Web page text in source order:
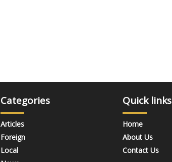
Categories
Articles
Foreign
Local
Quick links
Home
About Us
Contact Us